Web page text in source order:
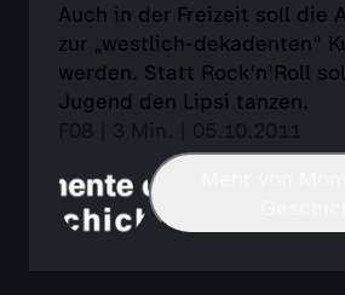
Auch in der Freizeit soll die
zur „westlich-dekadenten“
werden. Statt Rock'n'Roll
Jugend den Lipsi tanzen.
F08 | 3 Min. | 05.10.2011